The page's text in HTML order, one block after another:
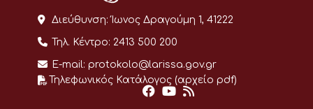
Διεύθυνση: Ίωνος Δραγούμη 1, 41222
Τηλ. Κέντρο: 2413 500 200
E-mail: protokolo@larissa.gov.gr
Τηλεφωνικός Κατάλογος (αρχείο pdf)